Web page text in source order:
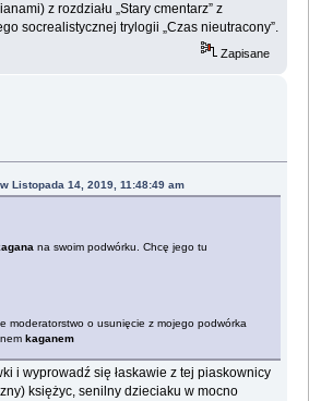
z rozdziału „Stary cmentarz” z
socrealistycznej trylogii ‎‎„Czas nieutracony”.‎
Zapisane
Listopada 14, 2019, 11:48:49 am
na swoim podwórku. Chcę jego tu
moderatorstwo o usunięcie z mojego podwórka
kaganem
i wyprowadź się łaskawie z tej piaskownicy
księżyc, senilny dzieciaku w mocno